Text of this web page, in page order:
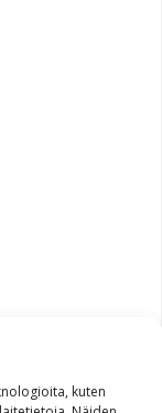
kuten
- 184,13€